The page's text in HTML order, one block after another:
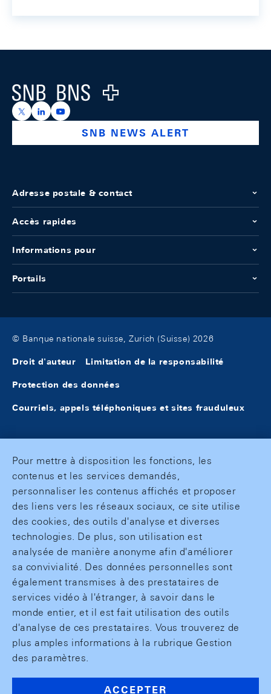
Logo
https://x.com/snb_bns
https://ch.linkedin.com/company/swiss-national-
https://www.youtube.com/@swissnationalbank
SNB NEWS ALERT
Adresse postale & contact
Accès rapides
Informations pour
Portails
© Banque nationale suisse, Zurich (Suisse) 2026
Droit d'auteur Limitation de la responsabilité
Protection des données
Courriels, appels téléphoniques et sites frauduleux
Pour mettre à disposition les fonctions, les
contenus et les services demandés,
personnaliser les contenus affichés et proposer
des liens vers les réseaux sociaux, ce site utilise
des cookies, des outils d'analyse et diverses
technologies. De plus, son utilisation est
analysée de manière anonyme afin d'améliorer
sa convivialité. Des données personnelles sont
également transmises à des prestataires de
services vidéo à l'étranger, à savoir dans le
monde entier, et il est fait utilisation des outils
d'analyse de ces prestataires. Vous trouverez de
plus amples informations à la rubrique Gestion
des paramètres.
ACCEPTER